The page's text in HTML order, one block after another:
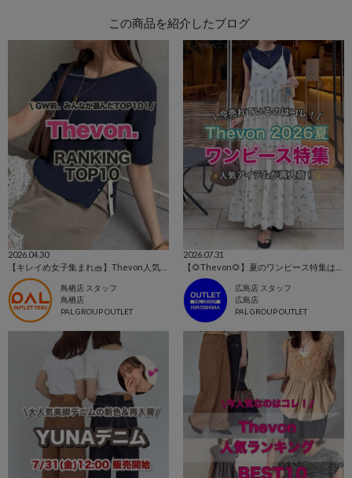
この商品を紹介したブログ
2026.04.30
鳥栖店 スタッフ
鳥栖店
PAL GROUP OUTLET
2026.07.31
広島店 スタッフ
広島店
PAL GROUP OUTLET